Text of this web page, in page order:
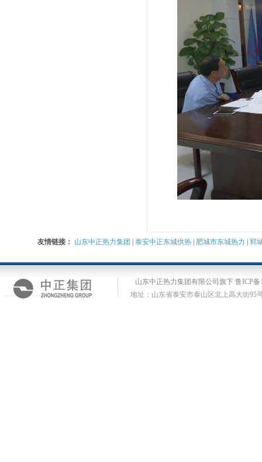
友情链接： 山东中正热力集团 |泰安中正东城供热 肥城市东城热力 |郓
山东中正热力集团有限公司旗下 鲁ICP备
地址：山东省泰安市泰山区北上高大街95